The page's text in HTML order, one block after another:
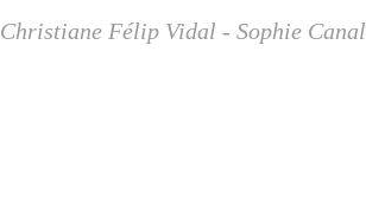
Christiane Félip Vidal - Sophie Canal